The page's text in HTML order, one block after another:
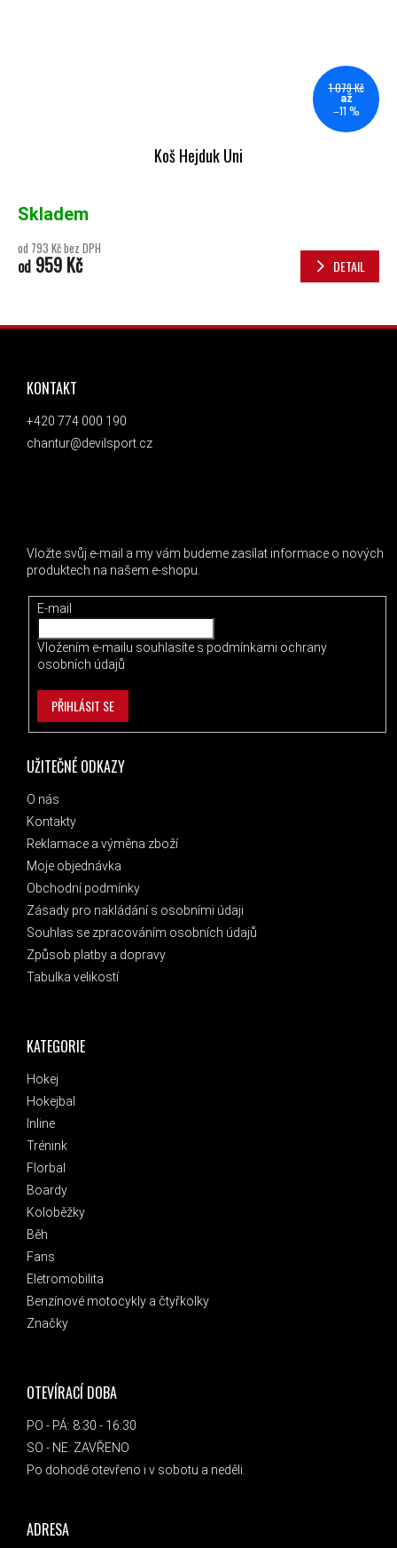
1 079 Kč
až
–11 %
Koš Hejduk Uni
Skladem
od 793 Kč bez DPH
od 959 Kč DETAIL
ZÁPATÍ
KATEGORIE
Hokej
Hokejbal
Inline
Trénink
Florbal
Boardy
Koloběžky
Běh
Fans
Eletromobilita
Benzínové motocykly a čtyřkolky
Značky
UŽITEČNÉ ODKAZY
O nás
Kontakty
Reklamace a výměna zboží
Moje objednávka
Obchodní podmínky
Zásady pro nakládání s osobními údaji
Souhlas se zpracováním osobních údajů
Způsob platby a dopravy
Tabulka velikostí
OTEVÍRACÍ DOBA
PO - PÁ: 8:30 - 16:30
SO - NE: ZAVŘENO
Po dohodě otevřeno i v sobotu a neděli.
ADRESA
KONTAKT
+420 774 000 190
chantur@devilsport.cz
Vložte svůj e-mail a my vám budeme zasílat informace o nových
produktech na našem e-shopu.
E-mail
Vložením e-mailu souhlasíte s podmínkami ochrany
osobních údajů
PŘIHLÁSIT SE